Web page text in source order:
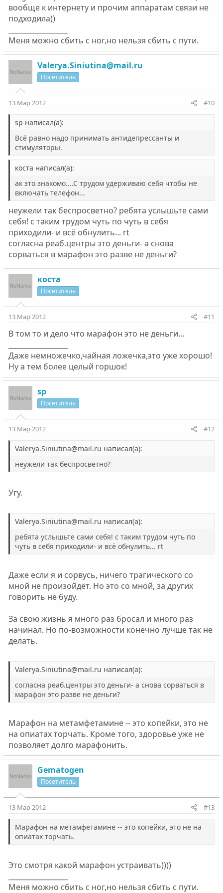
вообще к интернету и прочим аппаратам связи не
подходила))
Меня можно сбить с ног,но нельзя сбить с пути.
Valerya.Siniutina@mail.ru
Посетитель
13 Мар 2012 #10
sp написал(а):
Всё равно надо принимать антидепрессанты и
стимуляторы.
коста написал(а):
ак это знакомо....С трудом удерживаю себя чтобы не
включать телефон...
неужели так беспросветно? ребята услышьте сами
себя! с таким трудом чуть по чуть в себя
приходили- и всё обнулить... rt
согласна реаб.центры это деньги- а снова
сорваться в марафон это разве не деньги?
коста
Посетитель
13 Мар 2012 #11
В том то и дело что марафон это не деньги...
Даже немножечко,чайная ложечка,это уже хорошо!
Ну а тем более целый горшок!
sp
Посетитель
13 Мар 2012 #12
Valerya.Siniutina@mail.ru написал(а):
неужели так беспросветно?
Угу.
Valerya.Siniutina@mail.ru написал(а):
ребята услышьте сами себя! с таким трудом чуть по
чуть в себя приходили- и всё обнулить... rt
Даже если я и сорвусь, ничего трагического со
мной не произойдёт. Но это со мной, за других
говорить не буду.
За свою жизнь я много раз бросал и много раз
начинал. Но по-возможности конечно лучше так не
делать.
Valerya.Siniutina@mail.ru написал(а):
согласна реаб.центры это деньги- а снова сорваться в
марафон это разве не деньги?
Марафон на метамфетамине -- это копейки, это не
на опиатах торчать. Кроме того, здоровье уже не
позволяет долго марафонить.
Gematogen
Посетитель
13 Мар 2012 #13
Марафон на метамфетамине -- это копейки, это не на
опиатах торчать.
Это смотря какой марафон устраивать))))
Меня можно сбить с ног,но нельзя сбить с пути.